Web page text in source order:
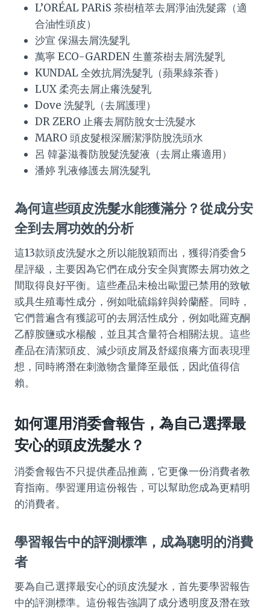
L’ORÉAL PARiS 茶樹植萃去屑淨油洗髮露（適
合油性頭皮）
沙宣 保濕去屑洗髮乳
萬寧 ECO-GARDEN 生薑茶樹去屑洗髮乳
KUNDAL 全效抗屑洗髮乳（蘋果綠茶香）
LUX 柔亮去屑止癢洗髮乳
Dove 洗髮乳（去屑護理）
DR ZERO 止癢去屑防脫女士洗髮水
MARO 頭皮髮根深層潔淨防脫洗頭水
呂 韓蔘滋養防脫髮洗髮液（去屑止癢適用）
潘婷 乳液修護去屑洗髮乳
為何這些頭皮洗髮水能獲滿分？從成分安
全到去屑功效的分析
這13款頭皮洗髮水之所以能脫穎而出，獲得消委會5
星評級，主要因為它們在成分安全與實際去屑功效之
間取得良好平衡。這些產品未檢出歐盟已禁用的致敏
或具生殖毒性成分，例如吡硫鎓鋅與鈴蘭醛。同時，
它們普遍含有獲認可的去屑活性成分，例如吡羅克酮
乙醇胺鹽或水楊酸，並且其含量符合相關法規。這些
產品在清潔頭皮、減少頭皮屑及舒緩痕癢方面表現理
想，同時將潛在刺激物含量降至最低，因此值得信
賴。
如何運用消委會報告，為自己選擇最
安心的頭皮洗髮水？
消委會報告不只提供產品推薦，它更像一份消費者教
育指南。學習運用這份報告，可以幫助您成為更精明
的消費者。
學習報告中的評測標準，成為聰明的消費
者
要為自己選擇最安心的頭皮洗髮水，首先要學習報告
中的評測標準。這份報告強調了成分透明度及潛在致